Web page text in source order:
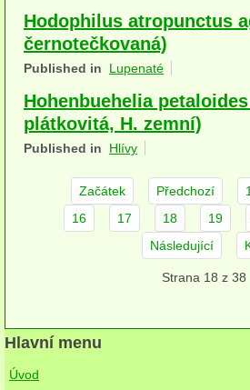
herbikolní-jednoděložné
herbikolní-kapraďorosty
Perithecia stromatická
Perithecia nestromatická
Kornacovité
hnědá hniloba
jednoleté
Hodophilus atropunctus
černotečkovaná)
Published in Lupenaté
Hohenbuehelia
plátkovitá, H. zemní)
Published in Hlívy
Začátek Předchozí
16
17 18 19
Následující
Strana 18 z 38
Hlavní menu
Úvod